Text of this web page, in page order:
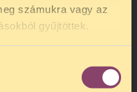
számukra vagy az
gyűjtöttek.
a félelemkeltés
megszerzésére
július 27 és